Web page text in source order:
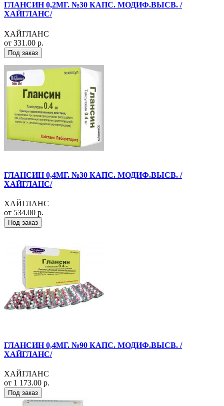
ГЛАНСИН 0,2МГ. №30 КАПС. МОДИФ.ВЫСВ. /
ХАЙГЛАНС/
ХАЙГЛАНС
от 331.00 р.
Под заказ
ГЛАНСИН 0,4МГ. №30 КАПС. МОДИФ.ВЫСВ. /
ХАЙГЛАНС/
ХАЙГЛАНС
от 534.00 р.
Под заказ
ГЛАНСИН 0,4МГ. №90 КАПС. МОДИФ.ВЫСВ. /
ХАЙГЛАНС/
ХАЙГЛАНС
от 1 173.00 р.
Под заказ